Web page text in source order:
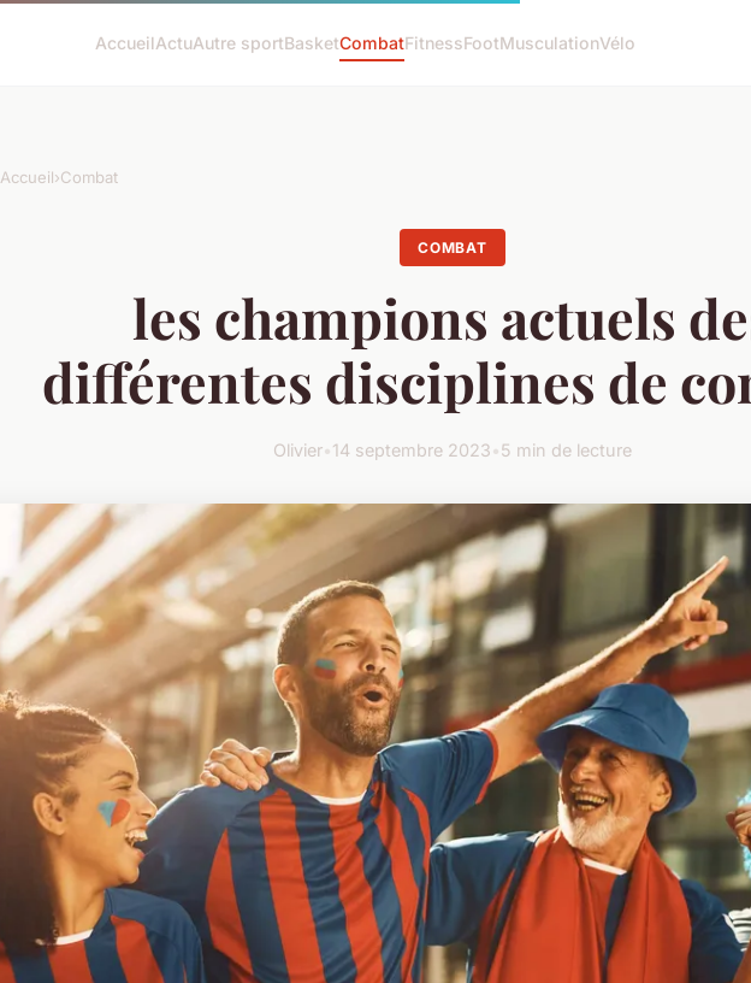
AccueilActuAutre sportBasketCombatFitnessFootMusculationVélo
Accueil›Combat
COMBAT
les champions actuels
différentes disciplines de
Olivier•14 septembre 2023•5 min de lecture